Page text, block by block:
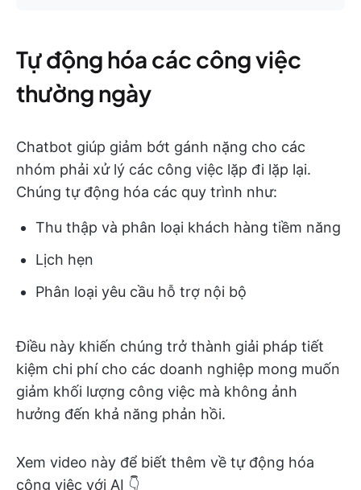
Tự động hóa các công việc
thường ngày
Chatbot giúp giảm bớt gánh nặng cho các
nhóm phải xử lý các công việc lặp đi lặp lại.
Chúng tự động hóa các quy trình như:
Thu thập và phân loại khách hàng tiềm năng
Lịch hẹn
Phân loại yêu cầu hỗ trợ nội bộ
Điều này khiến chúng trở thành giải pháp tiết
kiệm chi phí cho các doanh nghiệp mong muốn
giảm khối lượng công việc mà không ảnh
hưởng đến khả năng phản hồi.
Xem video này để biết thêm về tự động hóa
công việc với AI 👇